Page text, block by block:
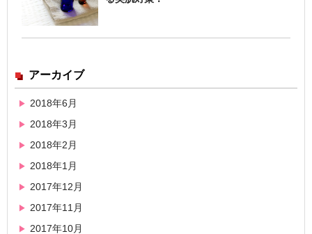
アーカイブ
2018年6月
2018年3月
2018年2月
2018年1月
2017年12月
2017年11月
2017年10月